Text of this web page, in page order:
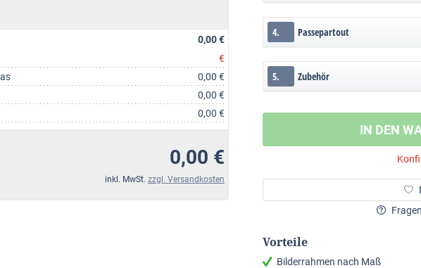
0,00 €
€
0,00 €
0,00 €
0,00 €
0,00 €
inkl. MwSt. zzgl. Versandkosten
4. Passepartout
5. Zubehör
IN DEN
Vorteile
Bilderrahmen nach Maß